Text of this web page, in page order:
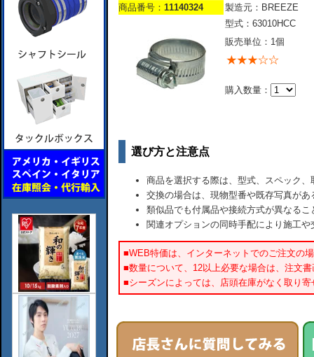
商品番号： 11140324
製造元：BREEZE
型式：63010HCC
販売単位：1個
購入数量：
選び方と注意点
商品を選択する際は、型式、スペック
交換の場合は、現物型番や既存写真が
類似品でも付属品や接続方式が異なるこ
関連オプションの同時手配により施工
■WEB特価は、インターネットでのご注文の
■数量について、12以上必要な場合は、注文
■シーズンによっては、店頭在庫がなく取り